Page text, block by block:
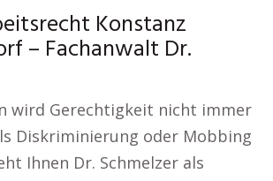
Konstanz
– Fachanwalt Dr.
wird Gerechtigkeit nicht immer
Diskriminierung oder Mobbing
Ihnen Dr. Schmelzer als